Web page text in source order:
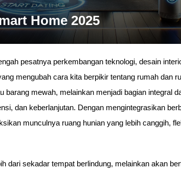
Home 2025
pesatnya perkembangan teknologi, desain
mengubah cara kita berpikir tentang rumah dan
barang mewah, melainkan menjadi bagian integral
dan keberlanjutan. Dengan mengintegrasikan
munculnya ruang hunian yang lebih canggih,
dari sekadar tempat berlindung, melainkan akan